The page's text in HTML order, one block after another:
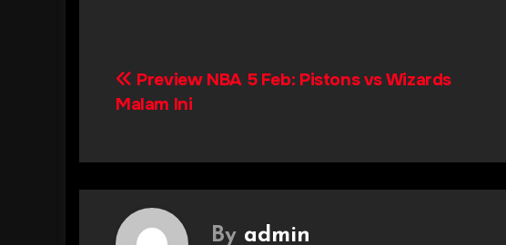
Post
Preview NBA 5 Feb: Pistons vs Wizards
Malam Ini
By admin